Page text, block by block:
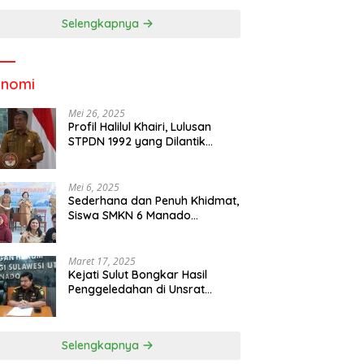
Selengkapnya
Mei 26, 2025
Profil Halilul Khairi, Lulusan
STPDN 1992 yang Dilantik
Mei 6, 2025
Sederhana dan Penuh Khidmat,
Siswa SMKN 6 Manado
Maret 17, 2025
Kejati Sulut Bongkar Hasil
Penggeledahan di Unsrat
Selengkapnya